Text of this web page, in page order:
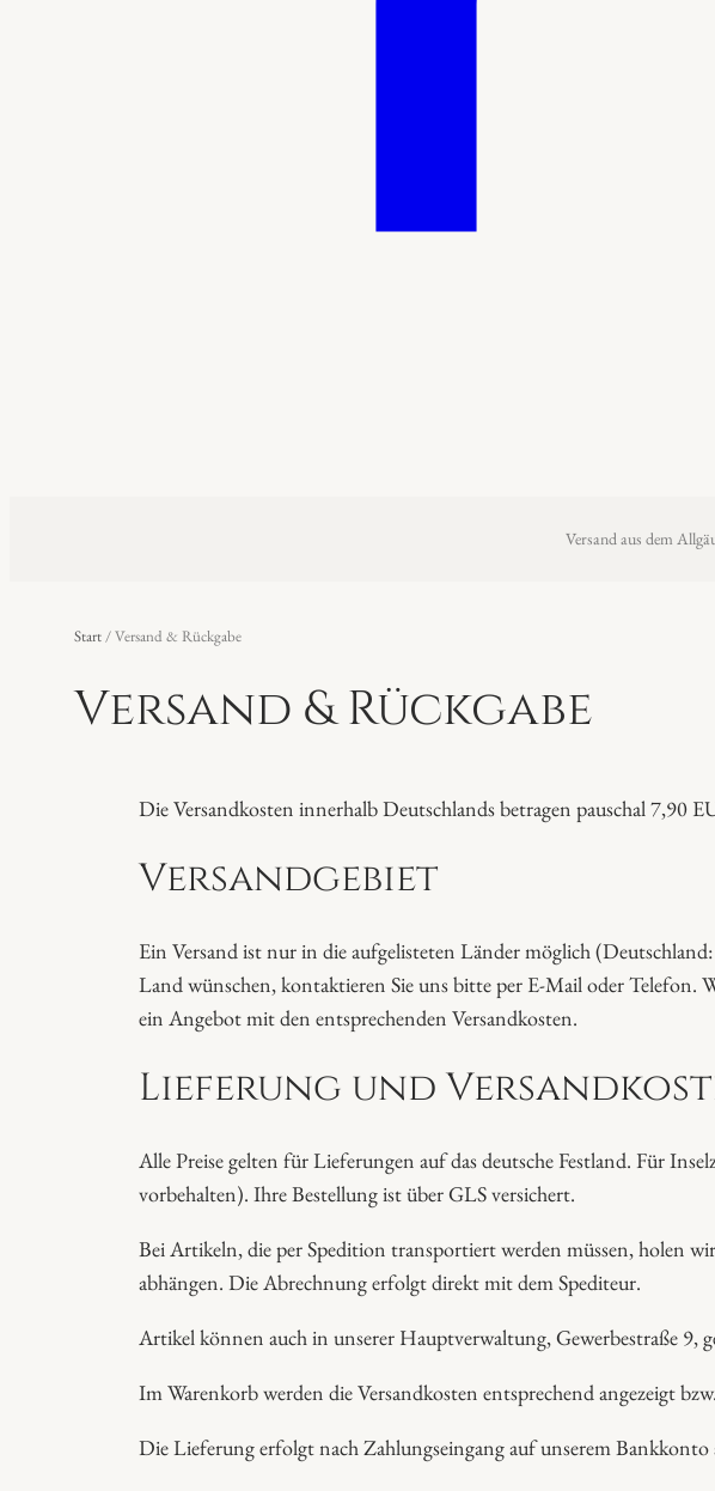
Versand aus dem
Start/ Versand & Rückgabe
Versand & Rückgabe
Die Versandkosten innerhalb Deutschlands betragen pauschal 7,90
Versandgebiet
Ein Versand ist nur in die aufgelisteten Länder möglich
Land wünschen, kontaktieren Sie uns bitte per E-Mail oder Telefon.
ein Angebot mit den entsprechenden Versandkosten.
Lieferung und
Alle Preise gelten für Lieferungen auf das deutsche Festland. Für
vorbehalten). Ihre Bestellung ist über GLS versichert.
Bei Artikeln, die per Spedition transportiert werden müssen, holen
abhängen. Die Abrechnung erfolgt direkt mit dem Spediteur.
Artikel können auch in unserer Hauptverwaltung, Gewerbestraße 9,
Im Warenkorb werden die Versandkosten entsprechend angezeigt
Die Lieferung erfolgt nach Zahlungseingang auf unserem Bankkonto